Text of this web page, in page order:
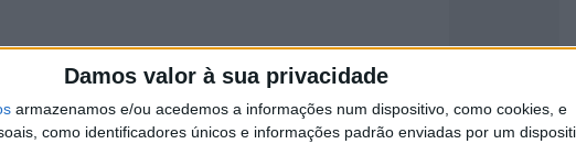
Damos valor à sua privacidade
armazenamos e/ou acedemos a informações num dispositivo, como cookies, e
como identificadores únicos e informações padrão enviadas por um
Segurança
do
justificam